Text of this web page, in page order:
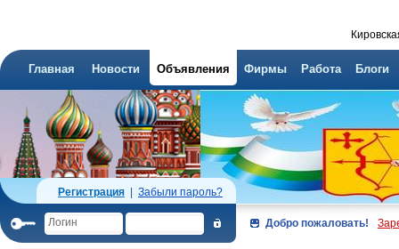
Главная Новости Объявления Фирмы Работа Блоги
Регистрация Забыли пароль?
Добро пожаловать!